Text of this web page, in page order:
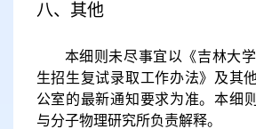
八、其他
本细则未尽事宜以《吉林大学
生招生复试录取工作办法》及其
公室的最新通知要求为准。本细
与分子物理研究所负责解释。